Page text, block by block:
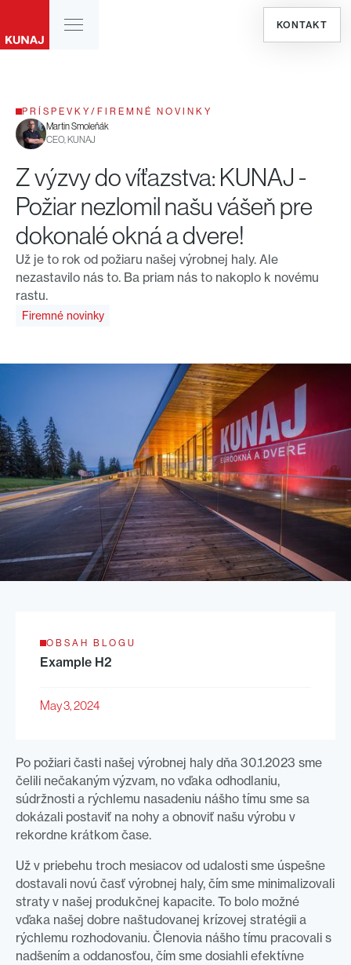
KONTAKT
PRÍSPEVKY / FIREMNÉ NOVINKY
Martin Smoleňák
CEO, KUNAJ
Z výzvy do víťazstva: KUNAJ -
Požiar nezlomil našu vášeň pre
dokonalé okná a dvere!
Už je to rok od požiaru našej výrobnej haly. Ale
nezastavilo nás to. Ba priam nás to nakoplo k novému
rastu.
Firemné novinky
OBSAH BLOGU
Example H2
May 3, 2024
Po požiari časti našej výrobnej haly dňa 30.1.2023 sme
čelili nečakaným výzvam, no vďaka odhodlaniu,
súdržnosti a rýchlemu nasadeniu nášho tímu sme sa
dokázali postaviť na nohy a obnoviť našu výrobu v
rekordne krátkom čase.
Už v priebehu troch mesiacov od udalosti sme úspešne
dostavali novú časť výrobnej haly, čím sme minimalizovali
straty v našej produkčnej kapacite. To bolo možné
vďaka našej dobre naštudovanej krízovej stratégii a
rýchlemu rozhodovaniu. Členovia nášho tímu pracovali s
nadšením a oddanosťou, čím sme dosiahli efektívne